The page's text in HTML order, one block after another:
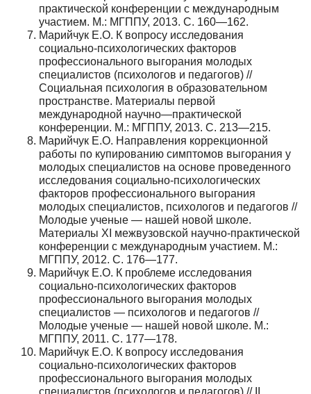
практической конференции с международным
участием. М.: МГППУ, 2013. С. 160—162.
Марийчук Е.О. К вопросу исследования
социально-психологических факторов
профессионального выгорания молодых
специалистов (психологов и педагогов) //
Социальная психология в образовательном
пространстве. Материалы первой
международной научно—практической
конференции. М.: МГППУ, 2013. С. 213—215.
Марийчук Е.О. Направления коррекционной
работы по купированию симптомов выгорания у
молодых специалистов на основе проведенного
исследования социально-психологических
факторов профессионального выгорания
молодых специалистов, психологов и педагогов //
Молодые ученые — нашей новой школе.
Материалы XI межвузовской научно-практической
конференции с международным участием. М.:
МГППУ, 2012. С. 176—177.
Марийчук Е.О. К проблеме исследования
социально-психологических факторов
профессионального выгорания молодых
специалистов — психологов и педагогов //
Молодые ученые — нашей новой школе. М.:
МГППУ, 2011. С. 177—178.
Марийчук Е.О. К вопросу исследования
социально-психологических факторов
профессионального выгорания молодых
специалистов (психологов и педагогов) // II